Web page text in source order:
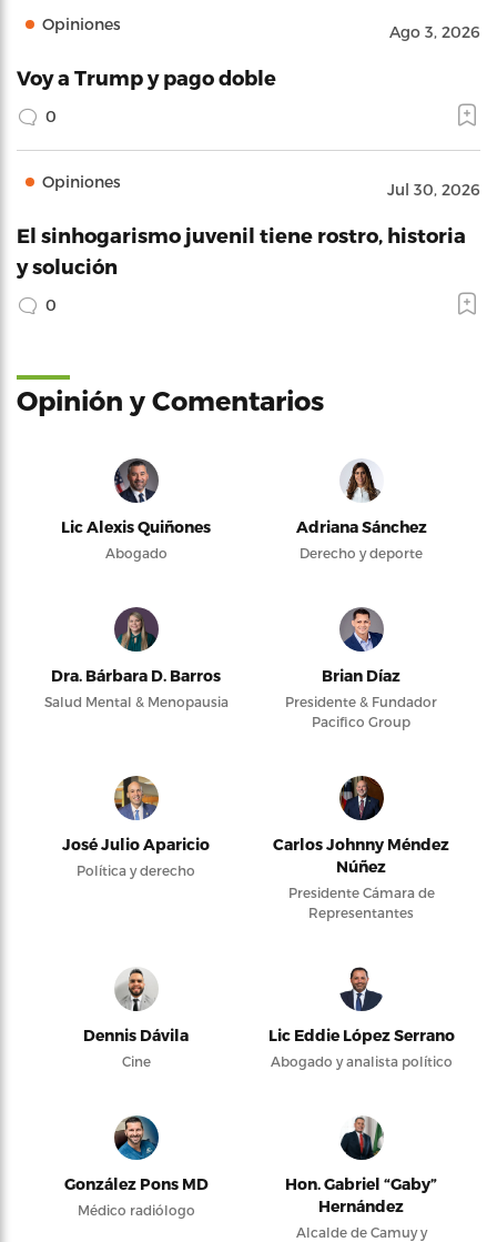
Opiniones Ago 3, 2026
Voy a Trump y pago doble
0
Opiniones Jul 30, 2026
El sinhogarismo juvenil tiene rostro, historia
y solución
0
Opinión y Comentarios
Lic Alexis Quiñones
Abogado
Adriana Sánchez
Derecho y deporte
Dra. Bárbara D. Barros
Salud Mental & Menopausia
Brian Díaz
Presidente & Fundador
Pacifico Group
José Julio Aparicio
Política y derecho
Carlos Johnny Méndez
Núñez
Presidente Cámara de
Representantes
Dennis Dávila
Cine
Lic Eddie López Serrano
Abogado y analista político
González Pons MD
Médico radiólogo
Hon. Gabriel “Gaby”
Hernández
Alcalde de Camuy y